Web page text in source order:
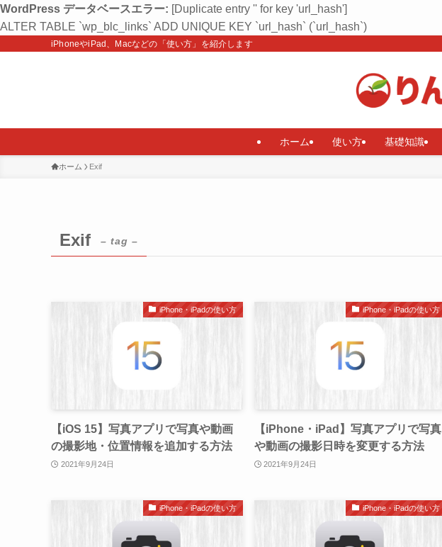
WordPress データベースエラー: [Duplicate entry '' for key 'url_hash']
ALTER TABLE `wp_blc_links` ADD UNIQUE KEY `url_hash` (`url_hash`)
iPhoneやiPad、Macなどの「使い方」を紹介します
ホーム 使い方 基礎知識
ホーム Exif
Exif – tag –
iPhone・iPadの使い方
【iOS 15】写真アプリで写真や動画
の撮影地・位置情報を追加する方法
2021年9月24日
iPhone・iPadの使い方
【iPhone・iPad】写真アプリで写真
や動画の撮影日時を変更する方法
2021年9月24日
iPhone・iPadの使い方 iPhone・iPadの使い方